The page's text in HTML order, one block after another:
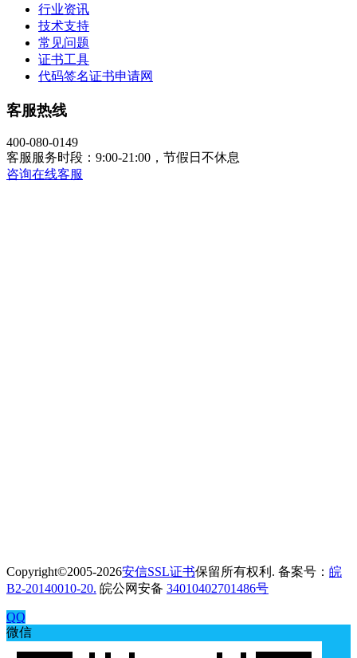
行业资讯
技术支持
常见问题
证书工具
代码签名证书申请网
客服热线
400-080-0149
客服服务时段：9:00-21:00，节假日不休息
咨询在线客服
Copyright©2005-2026安信SSL证书保留所有权利. 备案号： 皖
B2-20140010-20. 皖公网安备 34010402701486号
QQ
微信